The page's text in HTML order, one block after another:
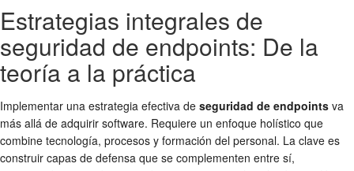
Estrategias integrales de
seguridad de endpoints: De la
teoría a la práctica
Implementar una estrategia efectiva de seguridad de endpoints va
más allá de adquirir software. Requiere un enfoque holístico que
combine tecnología, procesos y formación del personal. La clave es
construir capas de defensa que se complementen entre sí,